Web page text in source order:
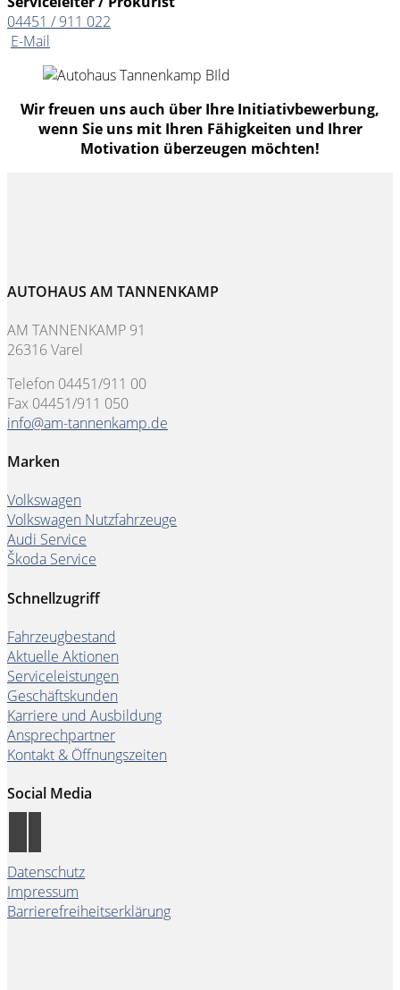
04451 / 911 022
E-Mail
Wir freuen uns auch über Ihre Initiativbewerbung,
wenn Sie uns mit Ihren Fähigkeiten und Ihrer
Motivation überzeugen möchten!
AUTOHAUS AM TANNENKAMP
AM TANNENKAMP 91
26316 Varel
Telefon 04451/911 00
Fax 04451/911 050
info@am-tannenkamp.de
Marken
Volkswagen
Volkswagen Nutzfahrzeuge
Audi Service
Škoda Service
Schnellzugriff
Fahrzeugbestand
Aktuelle Aktionen
Serviceleistungen
Geschäftskunden
Karriere und Ausbildung
Ansprechpartner
Kontakt & Öffnungszeiten
Social Media
Datenschutz
Impressum
Barrierefreiheitserklärung